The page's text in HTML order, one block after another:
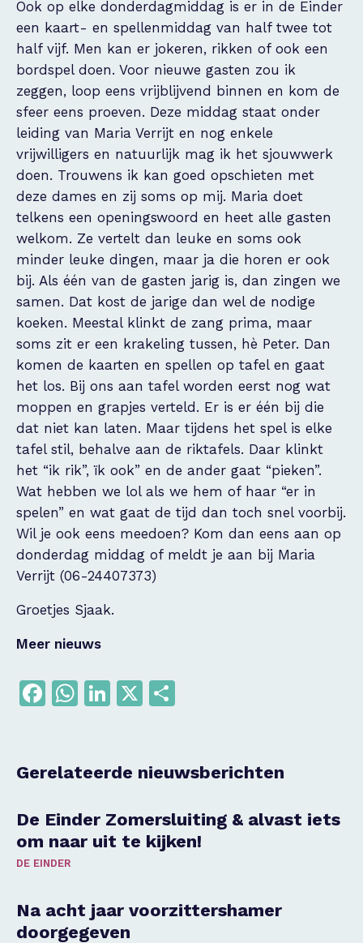
Ook op elke donderdagmiddag is er in de Einder
een kaart- en spellenmiddag van half twee tot
half vijf. Men kan er jokeren, rikken of ook een
bordspel doen. Voor nieuwe gasten zou ik
zeggen, loop eens vrijblijvend binnen en kom de
sfeer eens proeven. Deze middag staat onder
leiding van Maria Verrijt en nog enkele
vrijwilligers en natuurlijk mag ik het sjouwwerk
doen. Trouwens ik kan goed opschieten met
deze dames en zij soms op mij. Maria doet
telkens een openingswoord en heet alle gasten
welkom. Ze vertelt dan leuke en soms ook
minder leuke dingen, maar ja die horen er ook
bij. Als één van de gasten jarig is, dan zingen we
samen. Dat kost de jarige dan wel de nodige
koeken. Meestal klinkt de zang prima, maar
soms zit er een krakeling tussen, hè Peter. Dan
komen de kaarten en spellen op tafel en gaat
het los. Bij ons aan tafel worden eerst nog wat
moppen en grapjes verteld. Er is er één bij die
dat niet kan laten. Maar tijdens het spel is elke
tafel stil, behalve aan de riktafels. Daar klinkt
het “ik rik”, ïk ook” en de ander gaat “pieken”.
Wat hebben we lol als we hem of haar “er in
spelen” en wat gaat de tijd dan toch snel voorbij.
Wil je ook eens meedoen? Kom dan eens aan op
donderdag middag of meldt je aan bij Maria
Verrijt (06-24407373)
Groetjes Sjaak.
Meer nieuws
Facebook
WhatsApp
LinkedIn
X
Gerelateerde nieuwsberichten
De Einder Zomersluiting & alvast iets
om naar uit te kijken!
DE EINDER
Na acht jaar voorzittershamer
doorgegeven